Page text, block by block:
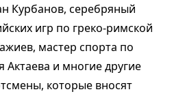
Курбанов, серебряный
игр по греко-римской
мастер спорта по
и многие другие
которые вносят